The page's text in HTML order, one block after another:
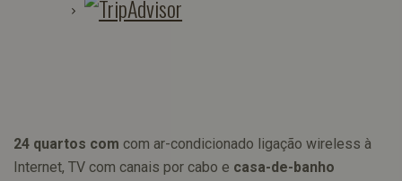
24 quartos com com ar-condicionado ligação wireless à
Internet, TV com canais por cabo e casa-de-banho